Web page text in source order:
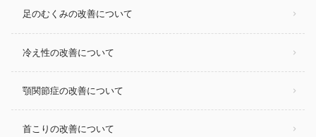
足のむくみの改善について
冷え性の改善について
顎関節症の改善について
首こりの改善について